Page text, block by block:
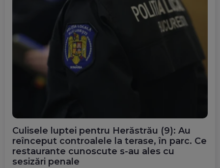
Culisele luptei pentru Herăstrău (9): Au
reînceput controalele la terase, în parc. Ce
restaurante cunoscute s-au ales cu
sesizări penale